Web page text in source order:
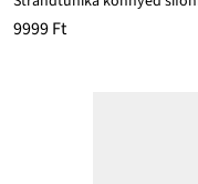
9999 Ft